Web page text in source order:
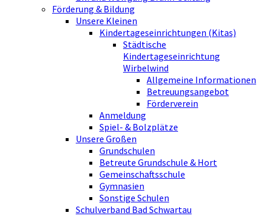
Förderung & Bildung
Unsere Kleinen
Kindertageseinrichtungen (Kitas)
Städtische
Kindertageseinrichtung
Wirbelwind
Allgemeine Informationen
Betreuungsangebot
Förderverein
Anmeldung
Spiel- & Bolzplätze
Unsere Großen
Grundschulen
Betreute Grundschule & Hort
Gemeinschaftsschule
Gymnasien
Sonstige Schulen
Schulverband Bad Schwartau